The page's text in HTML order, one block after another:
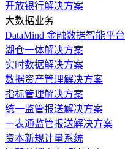
开放银行解决方案
大数据业务
DataMind 金融数据智能平台
湖仓一体解决方案
实时数据解决方案
数据资产管理解决方案
指标管理解决方案
统一监管报送解决方案
一表通监管报送解决方案
资本新规计量系统